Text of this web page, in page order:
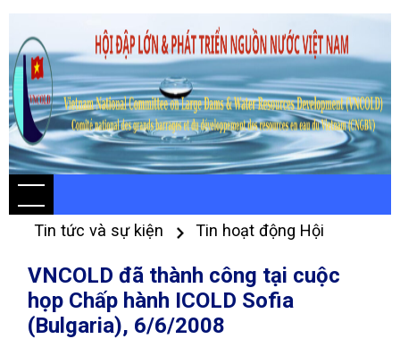
Tin tức và sự kiện Tin hoạt động Hội
VNCOLD đã thành công tại cuộc
họp Chấp hành ICOLD Sofia
(Bulgaria), 6/6/2008